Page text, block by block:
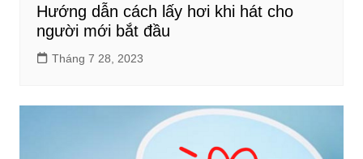
Hướng dẫn cách lấy hơi khi hát cho
người mới bắt đầu
Tháng 7 28, 2023